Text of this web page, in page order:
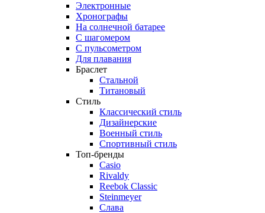
Электронные
Хронографы
На солнечной батарее
С шагомером
С пульсометром
Для плавания
Браслет
Стальной
Титановый
Стиль
Классический стиль
Дизайнерские
Военный стиль
Спортивный стиль
Топ-бренды
Casio
Rivaldy
Reebok Classic
Steinmeyer
Слава